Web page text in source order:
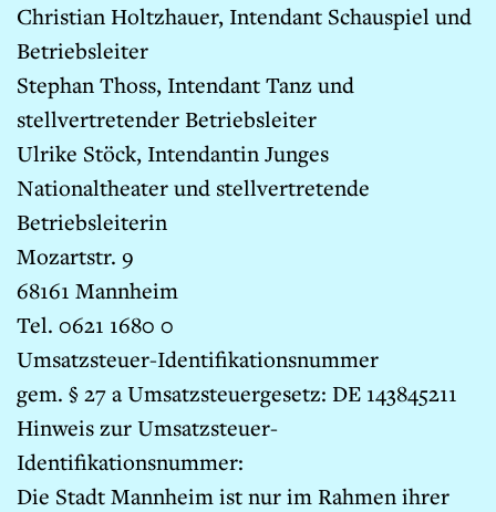
Christian Holtzhauer, Intendant Schauspiel und
Betriebsleiter
Stephan Thoss, Intendant Tanz und
stellvertretender Betriebsleiter
Ulrike Stöck, Intendantin Junges
Nationaltheater und stellvertretende
Betriebsleiterin
Mozartstr. 9
68161 Mannheim
Tel. 0621 1680 0
Umsatzsteuer-Identifikationsnummer
gem. § 27 a Umsatzsteuergesetz: DE 143845211
Hinweis zur Umsatzsteuer-
Identifikationsnummer:
Die Stadt Mannheim ist nur im Rahmen ihrer